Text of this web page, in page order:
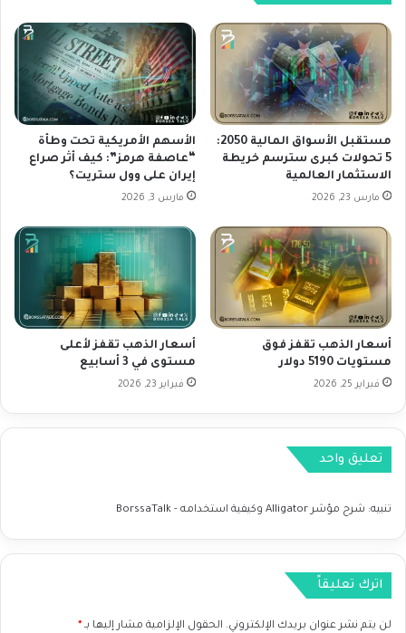
ر
س
ر
ا
ئ
ي
ي
ر
ا
ن
ي
ي
و
س
ط
ب
ي
ن
ص
ا
د
ة
م
ن
مستقبل الأسواق المالية 2050:
5 تحولات كبرى سترسم خريطة
الاستثمار العالمية
مارس 23, 2026
الأسهم الأمريكية تحت وطأة
“عاصفة هرمز”: كيف أثر صراع
إيران على وول ستريت؟
مارس 3, 2026
أسعار الذهب تقفز فوق
مستويات 5190 دولار
فبراير 25, 2026
أسعار الذهب تقفز لأعلى
مستوى في 3 أسابيع
فبراير 23, 2026
تعليق واحد
تنبيه: شرح مؤشر Alligator وكيفية استخدامه - BorssaTalk
اترك تعليقاً
لن يتم نشر عنوان بريدك الإلكتروني. الحقول الإلزامية مشار إليها بـ *